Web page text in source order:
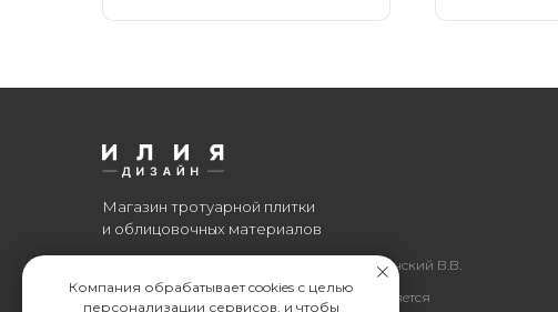
Информация, размещенная на сайте, не является
Все права защищены. © 2006-2026. ИП Ильинский В.В.
Магазин тротуарной плитки
и облицовочных материалов
Компания обрабатывает cookies с целью
персонализации сервисов, и чтобы